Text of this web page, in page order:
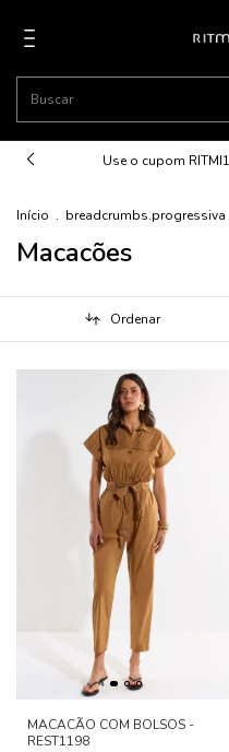
Use o cupom
Início . breadcrumbs.progressiva
Macacões
Ordenar
MACACÃO COM BOLSOS -
REST1198